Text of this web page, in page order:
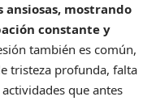
ansiosas, mostrando
constante y
también es común,
tristeza profunda, falta
que antes